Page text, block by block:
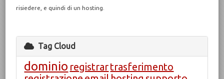
risiedere, e quindi di un hosting.
Tag Cloud
dominio registrartrasferimento